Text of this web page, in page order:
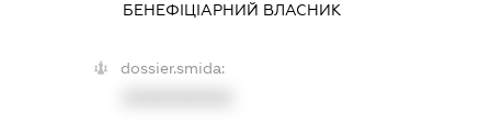
БЕНЕФІЦІАРНИЙ ВЛАСНИК
dossier.smida: